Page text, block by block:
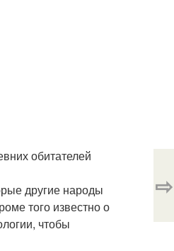
обитателей
другие народы
того известно о
чтобы
⇨